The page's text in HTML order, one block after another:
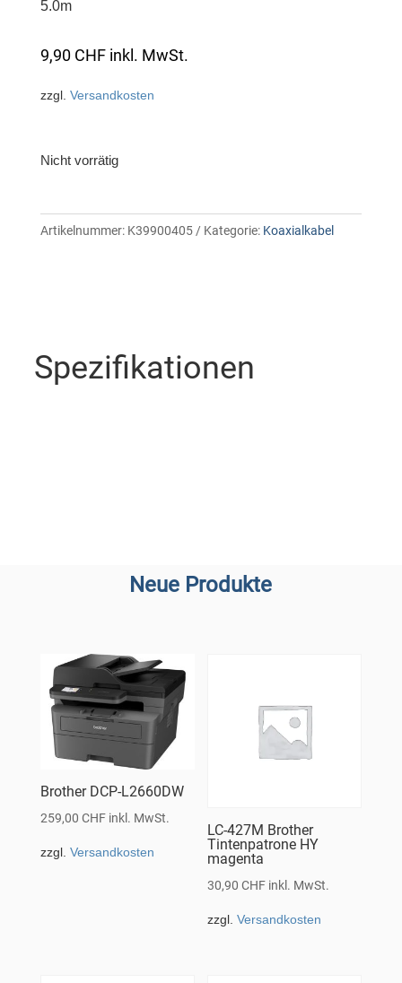
5.0m
9,90 CHF inkl. MwSt.
zzgl. Versandkosten
Nicht vorrätig
Artikelnummer: K39900405 Kategorie: Koaxialkabel
Spezifikationen
Neue Produkte
Brother DCP-L2660DW
259,00 CHF inkl. MwSt.
zzgl. Versandkosten
LC-427M Brother
Tintenpatrone HY
magenta
30,90CHF inkl. MwSt.
zzgl.Versandkosten